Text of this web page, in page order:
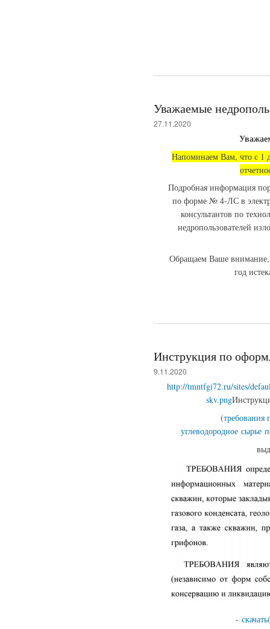
Уважаемые
27.11.2020
Напоминаем Вам, что с 1
Подробная информация
по форме № 4-ЛС в
консультантов по
недропользователей
Обращаем Ваше внимание,
год
Инструкция по
9.11.2020
http://tmntfgi72.ru/sites/
skv.png
(требования
углеводородное сырье
-